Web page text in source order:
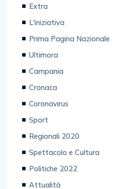
Extra
L'iniziativa
Prima Pagina Nazionale
Ultimora
Campania
Cronaca
Coronavirus
Sport
Regionali 2020
Spettacolo e Cultura
Politiche 2022
Attualità